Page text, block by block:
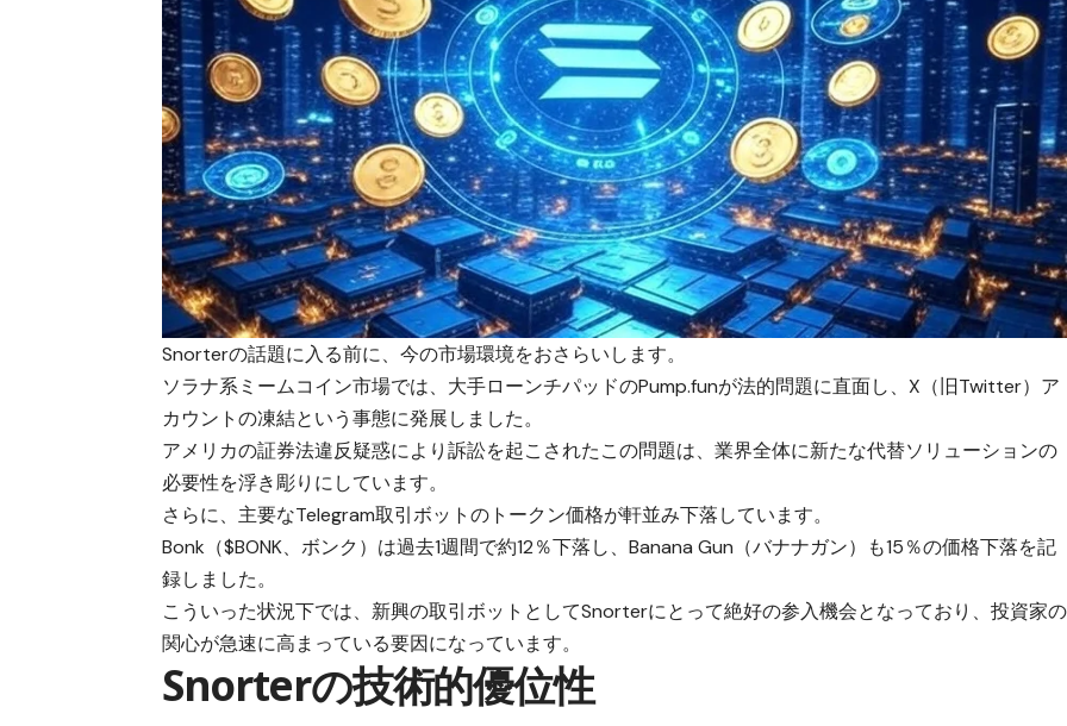
Snorterの話題に入る前に、今の市場環境をおさらいします。
ソラナ系ミームコイン市場では、大手ローンチパッドのPump.funが法的問題に直面し、X（旧Twitter）ア
カウントの凍結という事態に発展しました。
アメリカの証券法違反疑惑により訴訟を起こされたこの問題は、業界全体に新たな代替ソリューションの
必要性を浮き彫りにしています。
さらに、主要なTelegram取引ボットのトークン価格が軒並み下落しています。
Bonk（$BONK、ボンク）は過去1週間で約12％下落し、Banana Gun（バナナガン）も15％の価格下落を記
録しました。
こういった状況下では、新興の取引ボットとしてSnorterにとって絶好の参入機会となっており、投資家の
関心が急速に高まっている要因になっています。
Snorterの技術的優位性